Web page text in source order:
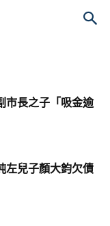
市長之子「吸金逾
左兒子顏大鈞欠債